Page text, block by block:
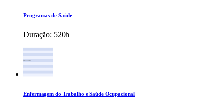
Programas de Saúde
Duração: 520h
Enfermagem do Trabalho e Saúde Ocupacional